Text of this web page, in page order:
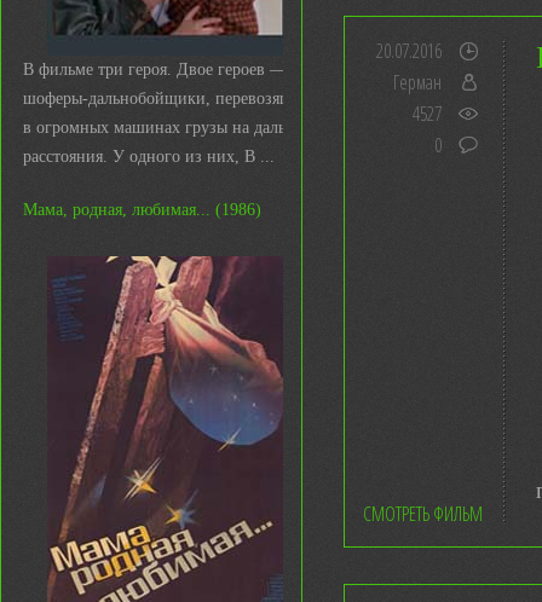
В фильме три героя. Двое героев —
шоферы-дальнобойщики, перевозящие
в огромных машинах грузы на дальние
расстояния. У одного из них, В ...
Мама, родная, любимая... (1986)
20.07.2016
Герман
4527
0
СМОТРЕТЬ ФИЛЬМ